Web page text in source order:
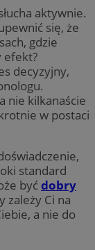
aktywnie.
się, że
gdzie
efekt?
decyzyjny,
nie kilkanaście
w postaci
standard
byćdobry
zależy Ci na
a nie do